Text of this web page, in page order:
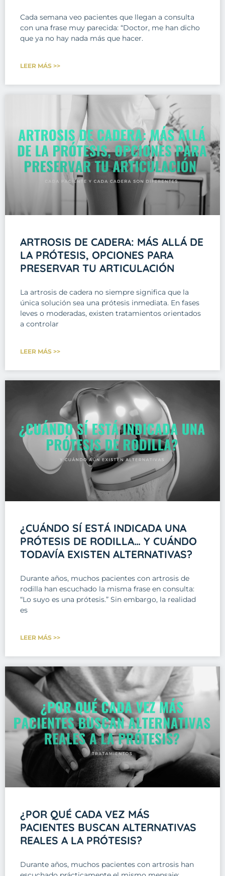
Cada semana veo pacientes que llegan a consulta
con una frase muy parecida: “Doctor, me han dicho
que ya no hay nada más que hacer.
LEER MÁS >>
ARTROSIS DE CADERA: MÁS ALLÁ DE
LA PRÓTESIS, OPCIONES PARA
PRESERVAR TU ARTICULACIÓN
La artrosis de cadera no siempre significa que la
única solución sea una prótesis inmediata. En fases
leves o moderadas, existen tratamientos orientados
a controlar
LEER MÁS >>
¿CUÁNDO SÍ ESTÁ INDICADA UNA
PRÓTESIS DE RODILLA… Y CUÁNDO
TODAVÍA EXISTEN ALTERNATIVAS?
Durante años, muchos pacientes con artrosis de
rodilla han escuchado la misma frase en consulta:
“Lo suyo es una prótesis.” Sin embargo, la realidad
es
LEER MÁS >>
¿POR QUÉ CADA VEZ MÁS
PACIENTES BUSCAN ALTERNATIVAS
REALES A LA PRÓTESIS?
Durante años, muchos pacientes con artrosis han